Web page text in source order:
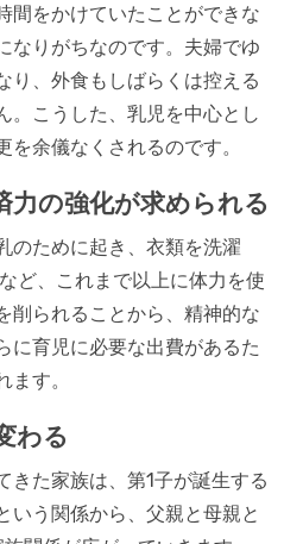
間をかけていたことができな
なりがちなのです。夫婦でゆ
り、外食もしばらくは控える
。こうした、乳児を中心とし
余儀なくされるのです。
力の強化が求められる
のために起き、衣類を洗濯
ど、これまで以上に体力を使
削られることから、精神的な
に育児に必要な出費があるた
す。
わる
きた家族は、第1子が誕生する
いう関係から、父親と母親と